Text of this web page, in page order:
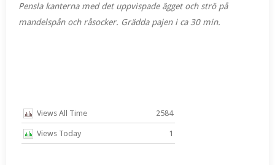
Pensla kanterna med det uppvispade ägget och strö på
mandelspån och råsocker. Grädda pajen i ca 30 min.
Views All Time 2584
Views Today 1